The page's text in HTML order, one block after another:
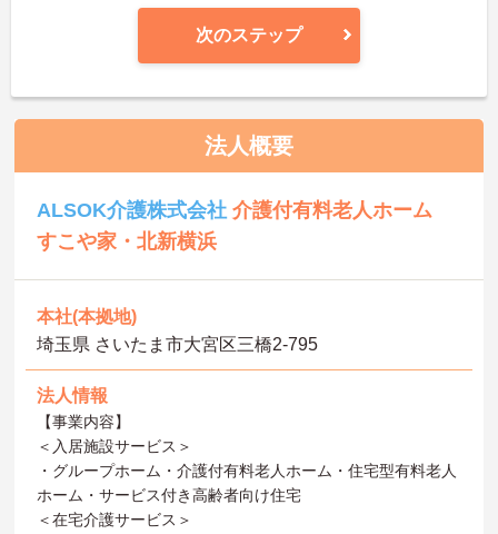
次のステップ
法人概要
ALSOK介護株式会社介護付有料老人ホーム
すこや家・北新横浜
本社(本拠地)
埼玉県 さいたま市大宮区三橋2-795
法人情報
【事業内容】
＜入居施設サービス＞
・グループホーム・介護付有料老人ホーム・住宅型有料老人
ホーム・サービス付き高齢者向け住宅
＜在宅介護サービス＞